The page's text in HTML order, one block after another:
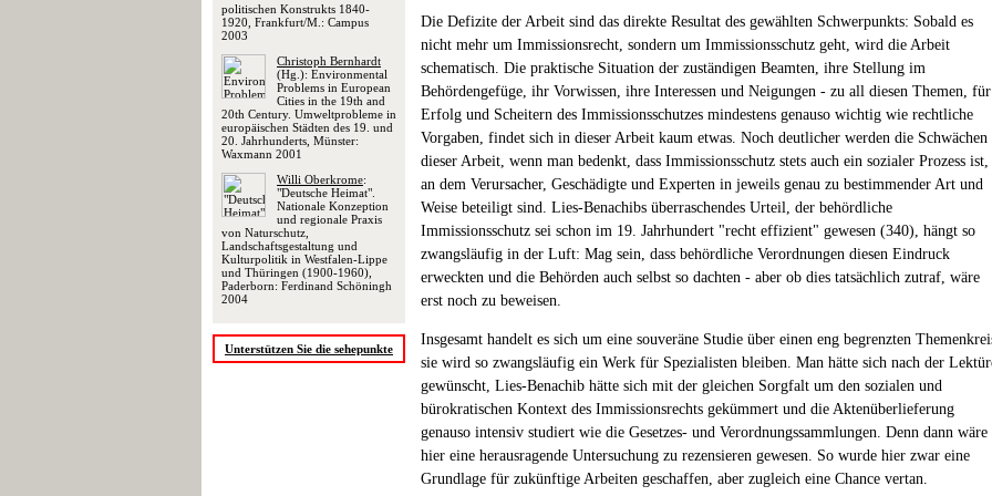
politischen Konstrukts 1840-
1920, Frankfurt/M.: Campus
2003
Christoph Bernhardt
(Hg.): Environmental
Problems in European
Cities in the 19th and
20th Century. Umweltprobleme in
europäischen Städten des 19. und
20. Jahrhunderts, Münster:
Waxmann 2001
Willi Oberkrome:
"Deutsche Heimat".
Nationale Konzeption
und regionale Praxis
von Naturschutz,
Landschaftsgestaltung und
Kulturpolitik in Westfalen-Lippe
und Thüringen (1900-1960),
Paderborn: Ferdinand Schöningh
2004
Unterstützen Sie die sehepunkte
Die Defizite der Arbeit sind das direkte Resultat des gewählten Schwerpunkts: Sobald es
nicht mehr um Immissionsrecht, sondern um Immissionsschutz geht, wird die Arbeit
schematisch. Die praktische Situation der zuständigen Beamten, ihre Stellung im
Behördengefüge, ihr Vorwissen, ihre Interessen und Neigungen - zu all diesen Themen, für
Erfolg und Scheitern des Immissionsschutzes mindestens genauso wichtig wie rechtliche
Vorgaben, findet sich in dieser Arbeit kaum etwas. Noch deutlicher werden die Schwächen
dieser Arbeit, wenn man bedenkt, dass Immissionsschutz stets auch ein sozialer Prozess ist,
an dem Verursacher, Geschädigte und Experten in jeweils genau zu bestimmender Art und
Weise beteiligt sind. Lies-Benachibs überraschendes Urteil, der behördliche
Immissionsschutz sei schon im 19. Jahrhundert "recht effizient" gewesen (340), hängt so
zwangsläufig in der Luft: Mag sein, dass behördliche Verordnungen diesen Eindruck
erweckten und die Behörden auch selbst so dachten - aber ob dies tatsächlich zutraf, wäre
erst noch zu beweisen.
Insgesamt handelt es sich um eine souveräne Studie über einen eng begrenzten
sie wird so zwangsläufig ein Werk für Spezialisten bleiben. Man hätte sich nach der
gewünscht, Lies-Benachib hätte sich mit der gleichen Sorgfalt um den sozialen und
bürokratischen Kontext des Immissionsrechts gekümmert und die Aktenüberlieferung
genauso intensiv studiert wie die Gesetzes- und Verordnungssammlungen. Denn dann wäre
hier eine herausragende Untersuchung zu rezensieren gewesen. So wurde hier zwar eine
Grundlage für zukünftige Arbeiten geschaffen, aber zugleich eine Chance vertan.